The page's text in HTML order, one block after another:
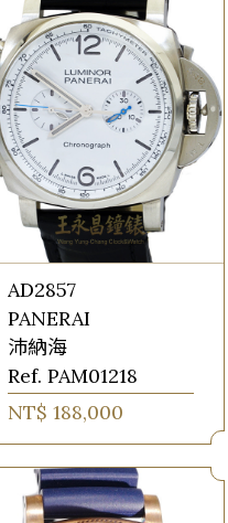
AD2857
PANERAI
沛納海
Ref. PAM01218
NT$ 188,000